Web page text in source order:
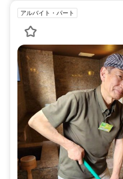
アルバイト・パート